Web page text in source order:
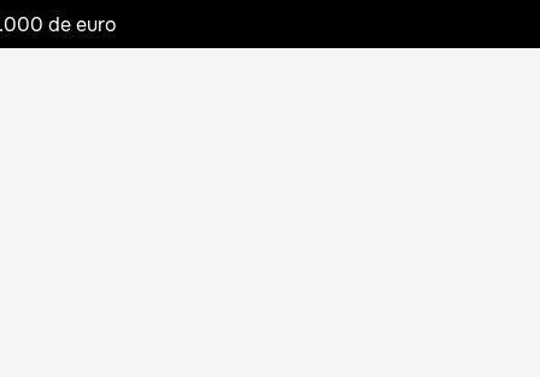
de euro